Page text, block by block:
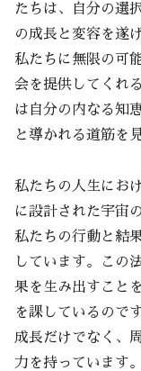
たちは、自分の選
の成長と変容を遂
私たちに無限の可
会を提供してくれ
は自分の内なる知
と導かれる道筋を
私たちの人生にお
に設計された宇宙
私たちの行動と結
しています。この
果を生み出すこと
を課しているので
成長だけでなく、
力を持っています